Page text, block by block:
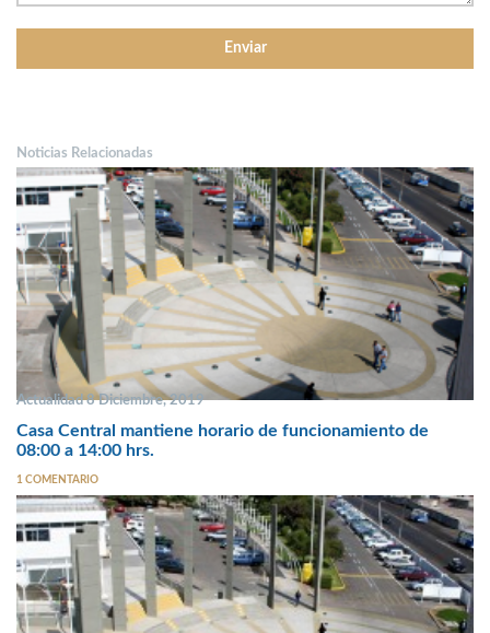
Noticias Relacionadas
Actualidad 8 Diciembre, 2019
Casa Central mantiene horario de funcionamiento de
08:00 a 14:00 hrs.
1 COMENTARIO